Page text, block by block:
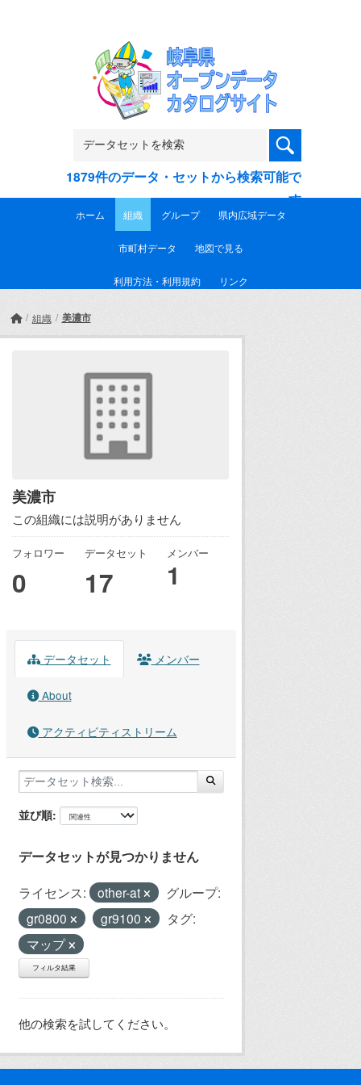
1879件のデータ・セットから検索可能で
す
ホーム 組織 グループ 県内広域データ
市町村データ 地図で見る
利用方法・利用規約 リンク
組織 美濃市
美濃市
この組織には説明がありません
フォロワー
0
データセット
17
メンバー
1
データセット メンバー
About
アクティビティストリーム
並び順
データセットが見つかりません
ライセンス: other-at
グループ:
gr0800
gr9100
タグ:
マップ
フィルタ結果
他の検索を試してください。